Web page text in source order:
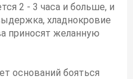
2 - 3 часа и больше, и
хладнокровие
приносят желанную
оснований бояться